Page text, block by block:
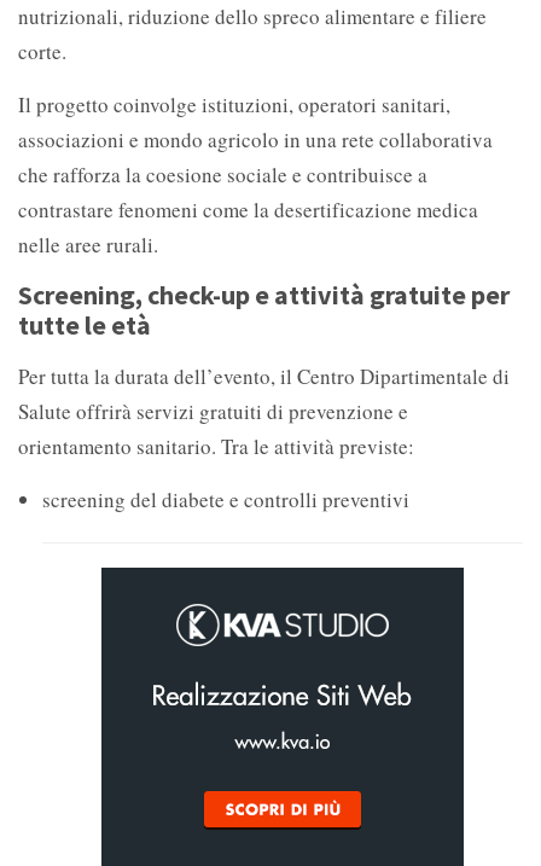
nutrizionali, riduzione dello spreco alimentare e filiere
corte.
Il progetto coinvolge istituzioni, operatori sanitari,
associazioni e mondo agricolo in una rete collaborativa
che rafforza la coesione sociale e contribuisce a
contrastare fenomeni come la desertificazione medica
nelle aree rurali.
Screening, check-up e attività gratuite per
tutte le età
Per tutta la durata dell’evento, il Centro Dipartimentale di
Salute offrirà servizi gratuiti di prevenzione e
orientamento sanitario. Tra le attività previste:
screening del diabete e controlli preventivi